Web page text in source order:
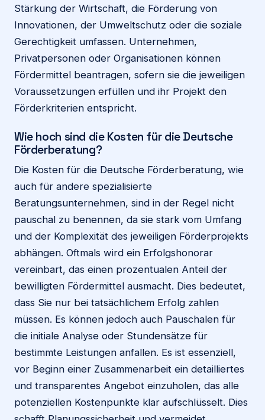
Stärkung der Wirtschaft, die Förderung von
Innovationen, der Umweltschutz oder die soziale
Gerechtigkeit umfassen. Unternehmen,
Privatpersonen oder Organisationen können
Fördermittel beantragen, sofern sie die jeweiligen
Voraussetzungen erfüllen und ihr Projekt den
Förderkriterien entspricht.
Wie hoch sind die Kosten für die Deutsche
Förderberatung?
Die Kosten für die Deutsche Förderberatung, wie
auch für andere spezialisierte
Beratungsunternehmen, sind in der Regel nicht
pauschal zu benennen, da sie stark vom Umfang
und der Komplexität des jeweiligen Förderprojekts
abhängen. Oftmals wird ein Erfolgshonorar
vereinbart, das einen prozentualen Anteil der
bewilligten Fördermittel ausmacht. Dies bedeutet,
dass Sie nur bei tatsächlichem Erfolg zahlen
müssen. Es können jedoch auch Pauschalen für
die initiale Analyse oder Stundensätze für
bestimmte Leistungen anfallen. Es ist essenziell,
vor Beginn einer Zusammenarbeit ein detailliertes
und transparentes Angebot einzuholen, das alle
potenziellen Kostenpunkte klar aufschlüsselt. Dies